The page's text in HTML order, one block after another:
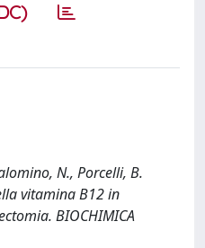
N., Porcelli, B.
vitamina B12 in
BIOCHIMICA